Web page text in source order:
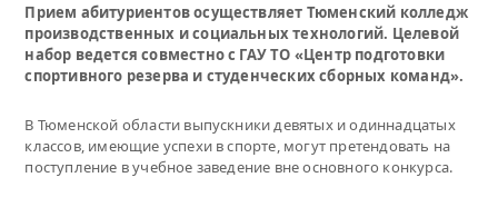
Прием абитуриентов осуществляет Тюменский колледж
производственных и социальных технологий. Целевой
набор ведется совместно с ГАУ ТО «Центр подготовки
спортивного резерва и студенческих сборных команд».
В Тюменской области выпускники девятых и одиннадцатых
классов, имеющие успехи в спорте, могут претендовать на
поступление в учебное заведение вне основного конкурса.